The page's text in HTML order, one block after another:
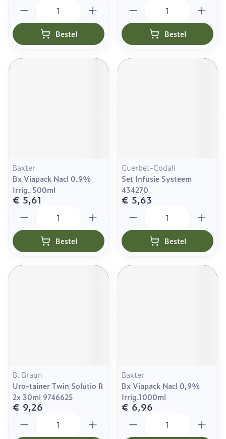
Bestel Bestel
Baxter
Bx Viapack Nacl 0.9%
Irrig. 500ml
€ 5,61
Bestel
Guerbet-Codali
Set Infusie Systeem
434270
€ 5,63
Bestel
B. Braun
Uro-tainer Twin Solutio R
2x 30ml 9746625
€ 9,26
Baxter
Bx Viapack Nacl 0,9%
Irrig.1000ml
€ 6,96